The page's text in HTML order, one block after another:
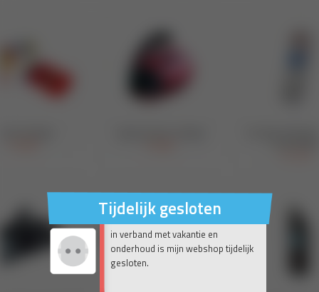
Tijdelijk gesloten
in verband met vakantie en
onderhoud is mijn webshop tijdelijk
gesloten.